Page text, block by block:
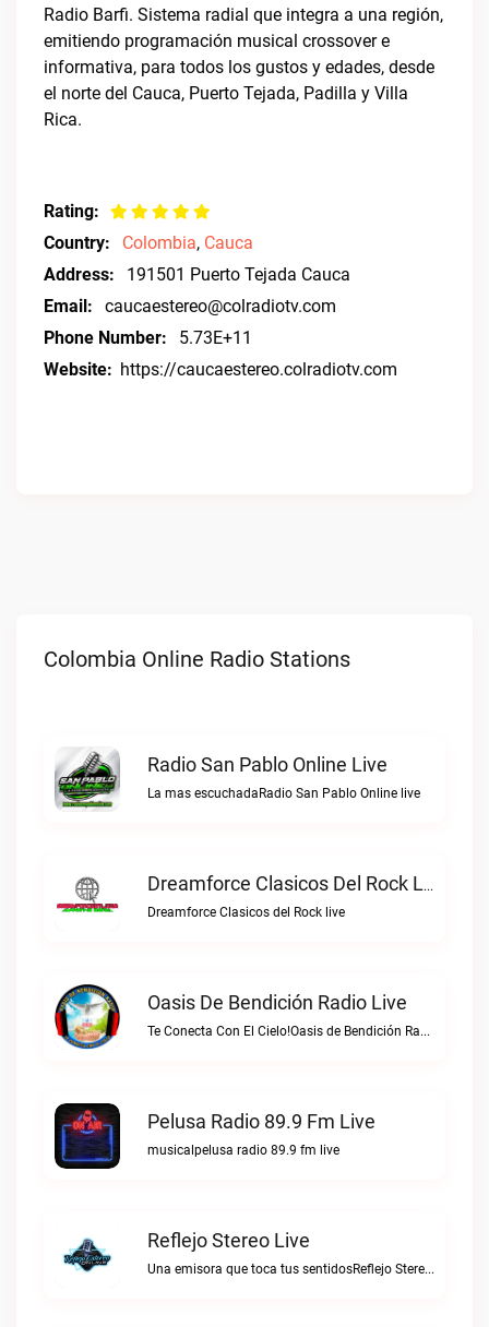
Radio Barfi. Sistema radial que integra a una región,
emitiendo programación musical crossover e
informativa, para todos los gustos y edades, desde
el norte del Cauca, Puerto Tejada, Padilla y Villa
Rica.
Rating:
Country:
Colombia, Cauca
Address:
191501 Puerto Tejada Cauca
Email:
caucaestereo@colradiotv.com
Phone Number:
5.73E+11
Website: https://caucaestereo.colradiotv.com
Colombia Online Radio Stations
Radio San Pablo Online Live
La mas escuchadaRadio San Pablo Online live
Dreamforce Clasicos Del Rock Live
Dreamforce Clasicos del Rock live
Oasis De Bendición Radio Live
Te Conecta Con El Cielo!Oasis de Bendición Radio live
Pelusa Radio 89.9 Fm Live
musicalpelusa radio 89.9 fm live
Reflejo Stereo Live
Una emisora que toca tus sentidosReflejo Stereo live